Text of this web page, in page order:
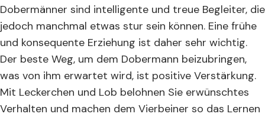
Dobermänner sind intelligente und treue Begleiter, die
jedoch manchmal etwas stur sein können. Eine frühe
und konsequente Erziehung ist daher sehr wichtig.
Der beste Weg, um dem Dobermann beizubringen,
was von ihm erwartet wird, ist positive Verstärkung.
Mit Leckerchen und Lob belohnen Sie erwünschtes
Verhalten und machen dem Vierbeiner so das Lernen